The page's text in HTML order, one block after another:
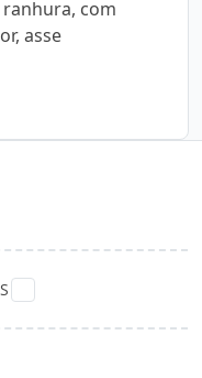
ranhura, com
asse